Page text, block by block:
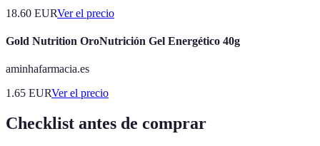
18.60 EURVer el precio
Gold Nutrition OroNutrición Gel Energético 40g
aminhafarmacia.es
1.65 EURVer el precio
Checklist antes de comprar